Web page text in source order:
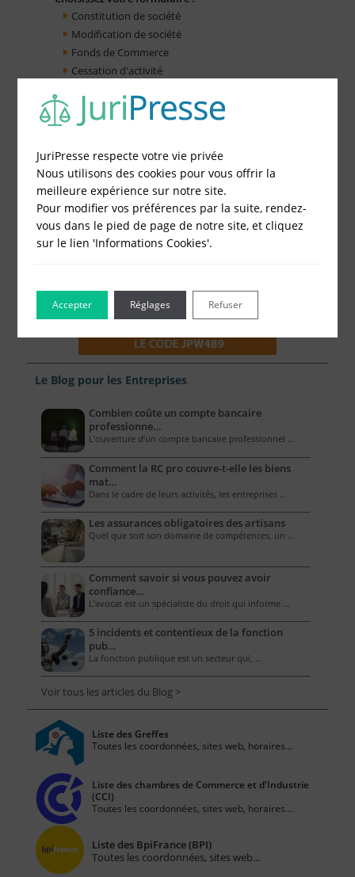
Constitution de société
Modification de société
Fonds de Commerce
Cessation d'activité
Le Blog pour les Entreprises
Combien coûte un compte bancaire
professionne…
L’ouverture d’un compte bancaire professionnel …
Comment la RC pro couvre-t-elle les biens
mat…
Dans le cadre de leurs activités, les entreprises …
Les assurances obligatoires des artisans
Quel que soit son domaine de compétences, un …
Comment savoir si vous pouvez avoir
confiance…
L'avocat est un spécialiste du droit qui informe …
5 incidents et contentieux de la fonction
pub…
La fonction publique est un secteur qui, …
Voir tous les articles du Blog >
Liste des Greffes
Toutes les coordonnées, sites web, horaires...
Liste des chambres de Commerce et d'Industrie
(CCI)
Toutes les coordonnées, sites web, horaires...
Liste des BpiFrance (BPI)
Toutes les coordonnées, sites web...
JuriPresse respecte votre vie privée
Nous utilisons des cookies pour vous offrir la
meilleure expérience sur notre site.
Pour modifier vos préférences par la suite, rendez-
vous dans le pied de page de notre site, et cliquez
sur le lien 'Informations Cookies'.
Accepter Refuser
Réglages